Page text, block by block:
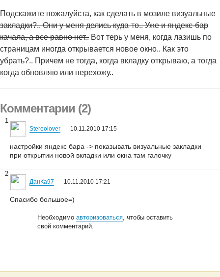
Подскажите пожалуйста, как сделать в мозиле визуальные
закладки?.. Они у меня делись куда-то.. Уже и яндекс-бар
качала, а все равно нет.. Вот терь у меня, когда лазишь по
страницам иногда открывается новое окно.. Как это
убрать?.. Причем не тогда, когда вкладку открываю, а тогда
когда обновляю или перехожу..
Комментарии (2)
1
Stereolover 10.11.2010 17:15
настройки яндекс бара -> показывать визуальные закладки
при открытии новой вкладки или окна там галочку
2
ДанКа97 10.11.2010 17:21
Cпасибо большое=)
Необходимоавторизоваться, чтобы оставить
свой комментарий.